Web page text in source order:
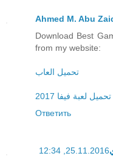
Ahmed M. Abu
Download Best
from my website:
تحميل العاب
تحميل لعبة فيفا 2017
Ответить
25.11.2016, 12:34